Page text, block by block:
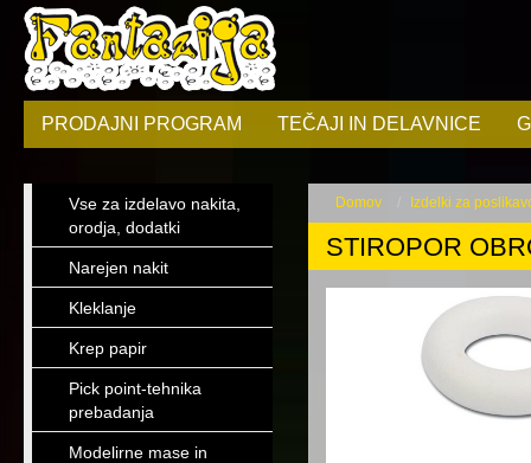
PRODAJNI PROGRAM TEČAJI IN DELAVNICE
Vse za izdelavo nakita,
orodja, dodatki
Narejen nakit
Kleklanje
Krep papir
Pick point-tehnika
prebadanja
Modelirne mase in
Domov Izdelki za
STIROPOR